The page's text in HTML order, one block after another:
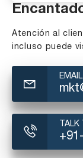
Atención al
incluso puede